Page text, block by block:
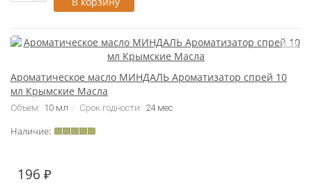
Ароматическое масло МИНДАЛЬ Ароматизатор спрей 10
мл Крымские Масла
Объем: 10 мл Срок годности: 24 мес
Наличие:
196 ₽